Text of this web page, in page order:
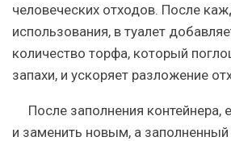
человеческих отходов. После
использования, в туалет
количество торфа, который
запахи, и ускоряет разложение
После заполнения контейнера,
и заменить новым, а заполненный